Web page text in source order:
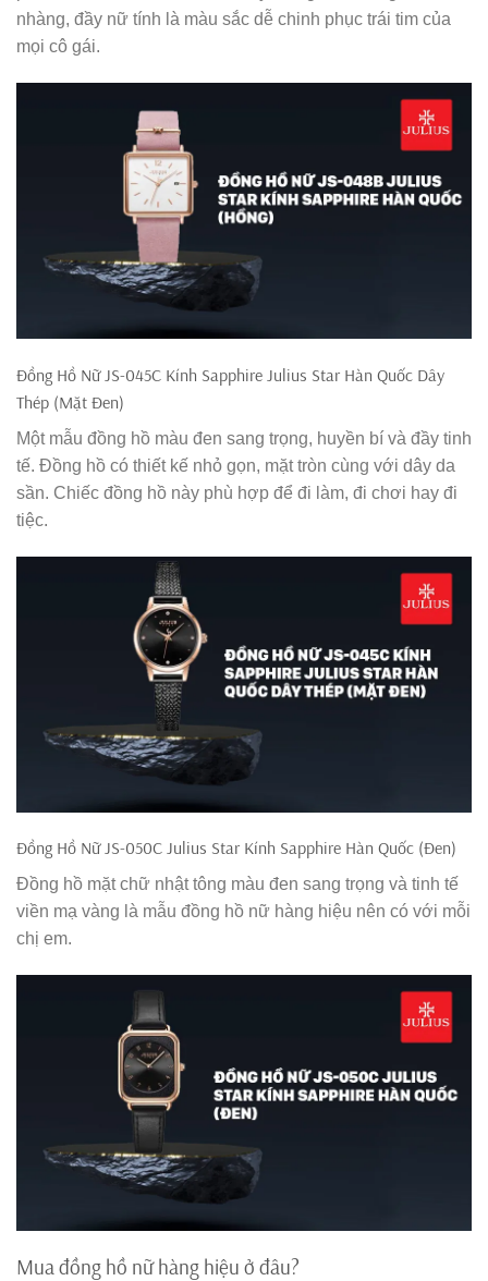
nhàng, đầy nữ tính là màu sắc dễ chinh phục trái tim của
mọi cô gái.
Đồng Hồ Nữ JS-045C Kính Sapphire Julius Star Hàn Quốc Dây
Thép (Mặt Đen)
Một mẫu đồng hồ màu đen sang trọng, huyền bí và đầy tinh
tế. Đồng hồ có thiết kế nhỏ gọn, mặt tròn cùng với dây da
sần. Chiếc đồng hồ này phù hợp để đi làm, đi chơi hay đi
tiệc.
Đồng Hồ Nữ JS-050C Julius Star Kính Sapphire Hàn Quốc (Đen)
Đồng hồ mặt chữ nhật tông màu đen sang trọng và tinh tế
viền mạ vàng là mẫu đồng hồ nữ hàng hiệu nên có với mỗi
chị em.
Mua đồng hồ nữ hàng hiệu ở đâu?